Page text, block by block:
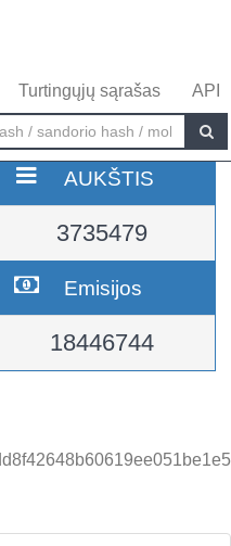
Turtingųjų sąrašas API
AUKŠTIS
3735479
Emisijos
18446744